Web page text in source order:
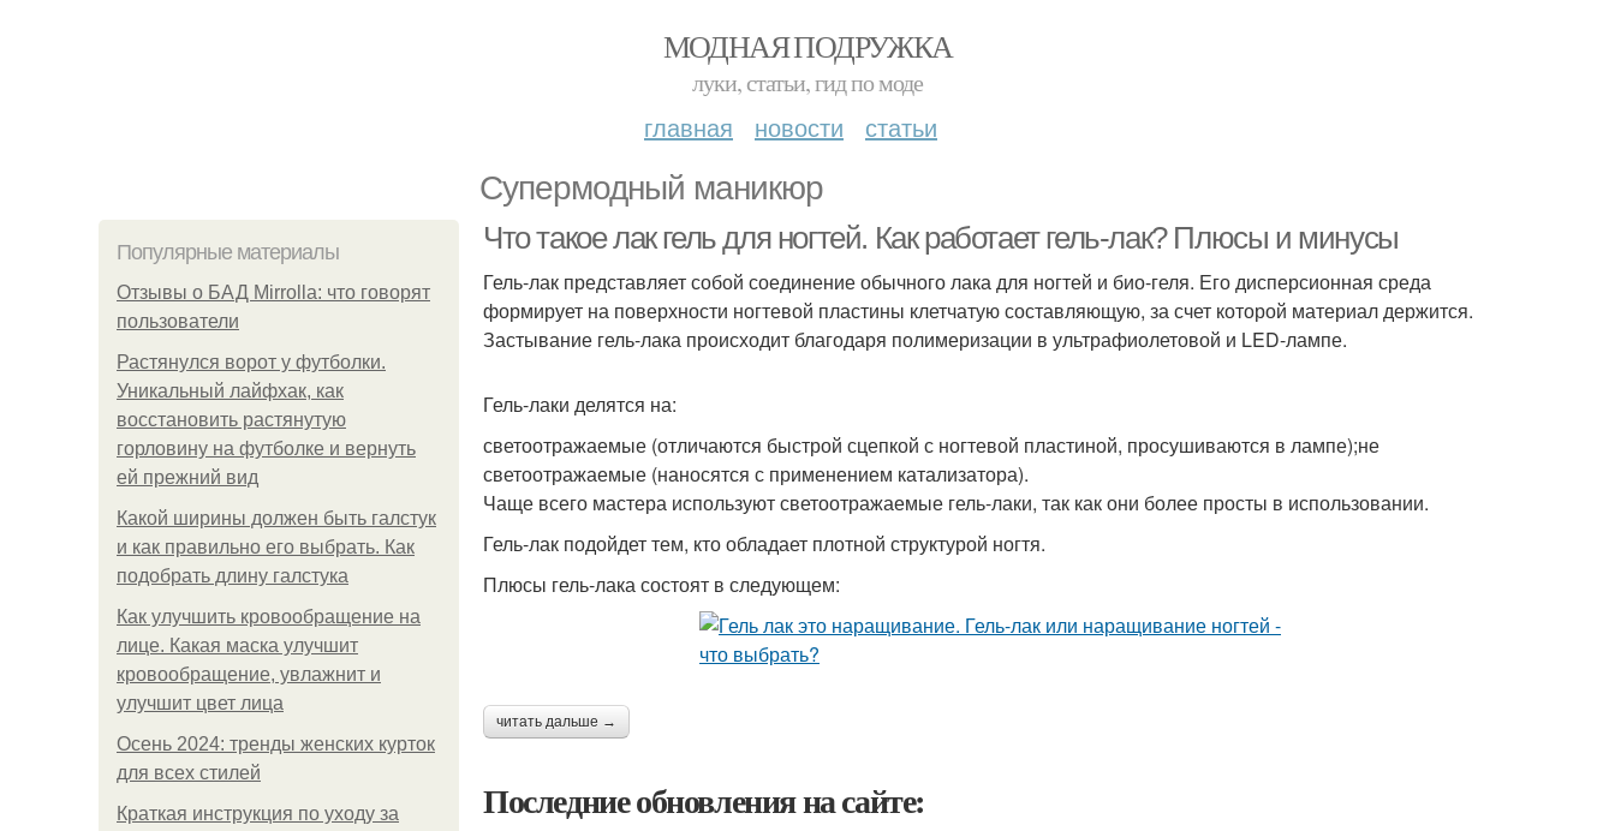
МОДНАЯ ПОДРУЖКА
луки, статьи, гид по моде
главная новости статьи
Супермодный маникюр
Популярные материалы
Отзывы о БАД Mirrolla: что говорят
пользователи
Растянулся ворот у футболки.
Уникальный лайфхак, как
восстановить растянутую
горловину на футболке и вернуть
ей прежний вид
Какой ширины должен быть галстук
и как правильно его выбрать. Как
подобрать длину галстука
Как улучшить кровообращение на
лице. Какая маска улучшит
кровообращение, увлажнит и
улучшит цвет лица
Осень 2024: тренды женских курток
для всех стилей
Краткая инструкция по уходу за
Что такое лак гель для ногтей. Как работает гель-лак? Плюсы и минусы
Гель-лак представляет собой соединение обычного лака для ногтей и био-геля. Его дисперсионная среда
формирует на поверхности ногтевой пластины клетчатую составляющую, за счет которой материал держится.
Застывание гель-лака происходит благодаря полимеризации в ультрафиолетовой и LED-лампе.
Гель-лаки делятся на:
светоотражаемые (отличаются быстрой сцепкой с ногтевой пластиной, просушиваются в лампе);не
светоотражаемые (наносятся с применением катализатора).
Чаще всего мастера используют светоотражаемые гель-лаки, так как они более просты в использовании.
Гель-лак подойдет тем, кто обладает плотной структурой ногтя.
Плюсы гель-лака состоят в следующем:
читать дальше →
Последние обновления на сайте: